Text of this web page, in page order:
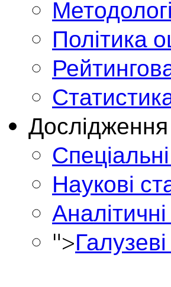
Політика
Дослідження
Наукові
">